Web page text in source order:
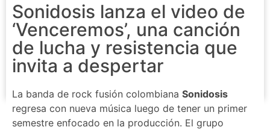
Sonidosis lanza el video de
‘Venceremos’, una canción
de lucha y resistencia que
invita a despertar
La banda de rock fusión colombiana Sonidosis
regresa con nueva música luego de tener un primer
semestre enfocado en la producción. El grupo